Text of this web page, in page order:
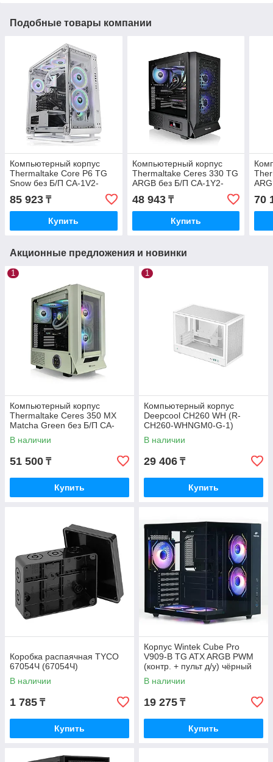
Подобные товары компании
Компьютерный корпус
Thermaltake Core P6 TG
Snow без Б/П CA-1V2-
00M6WN-00
85 923 ₸
Купить
Компьютерный корпус
Thermaltake Ceres 330 TG
ARGB без Б/П CA-1Y2-
00M1WN-01
48 943₸
Купить
70
Акционные предложения и новинки
1
Компьютерный корпус
Thermaltake Ceres 350 MX
Matcha Green без Б/П CA-
1Z3-00MEWN-00
В наличии
51 500 ₸
Купить
1
Компьютерный корпус
Deepcool CH260 WH (R-
CH260-WHNGM0-G-1)
В наличии
29 406 ₸
Купить
Коробка распаячная TYCO
67054Ч (67054Ч)
В наличии
1 785 ₸
Купить
Корпус Wintek Cube Pro
V909-B TG ATX ARGB PWM
(контр. + пульт д/у) чёрный
В наличии
19 275 ₸
Купить